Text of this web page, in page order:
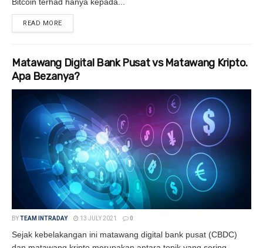
READ MORE
Matawang Digital Bank Pusat vs Matawang Kripto.
Apa Bezanya?
BYTEAM INTRADAY 13 JULY 2021 0
Sejak kebelakangan ini matawang digital bank pusat (CBDC)